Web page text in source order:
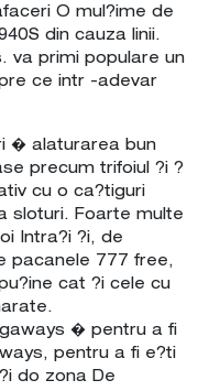
O mul?ime de
din cauza linii.
va primi populare un
ce intr -adevar
� alaturarea bun
precum trifoiul ?i ?
cu o ca?tiguri
sloturi. Foarte multe
Intra?i ?i, de
pacanele 777 free,
cat ?i cele cu
� pentru a fi
pentru a fi e?ti
do zona De